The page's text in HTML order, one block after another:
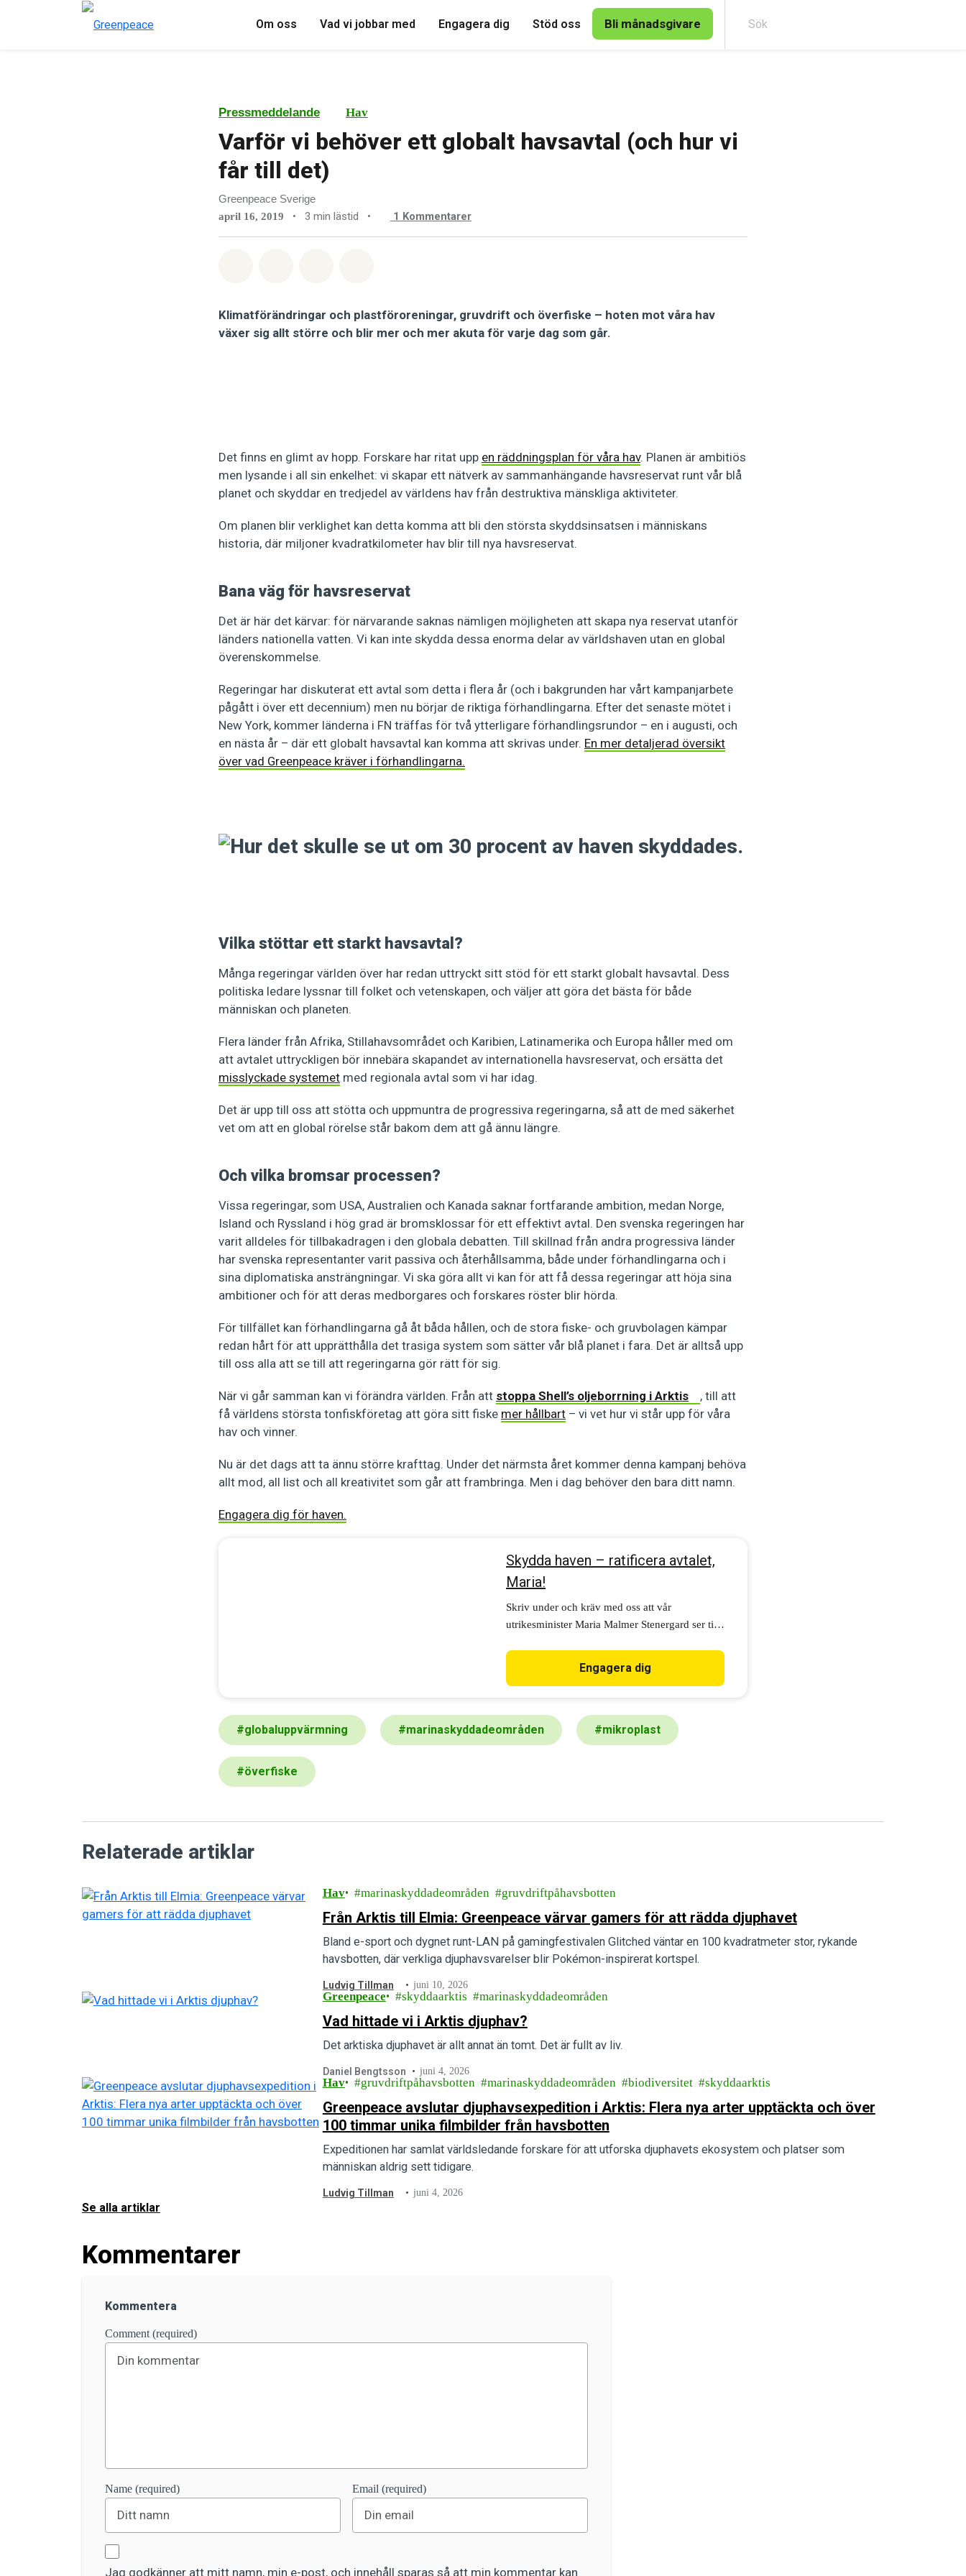
Om oss Vad vi jobbar med Engagera dig Stöd oss Bli månadsgivare
Pressmeddelande Hav
Varför vi behöver ett globalt havsavtal (och hur vi
får till det)
Greenpeace Sverige
april 16, 2019 • 3 min lästid • 1 Kommentarer
Klimatförändringar och plastföroreningar, gruvdrift och överfiske – hoten mot våra hav
växer sig allt större och blir mer och mer akuta för varje dag som går.
Det finns en glimt av hopp. Forskare har ritat upp en räddningsplan för våra hav. Planen är ambitiös
men lysande i all sin enkelhet: vi skapar ett nätverk av sammanhängande havsreservat runt vår blå
planet och skyddar en tredjedel av världens hav från destruktiva mänskliga aktiviteter.
Om planen blir verklighet kan detta komma att bli den största skyddsinsatsen i människans
historia, där miljoner kvadratkilometer hav blir till nya havsreservat.
Bana väg för havsreservat
Det är här det kärvar: för närvarande saknas nämligen möjligheten att skapa nya reservat utanför
länders nationella vatten. Vi kan inte skydda dessa enorma delar av världshaven utan en global
överenskommelse.
Regeringar har diskuterat ett avtal som detta i flera år (och i bakgrunden har vårt kampanjarbete
pågått i över ett decennium) men nu börjar de riktiga förhandlingarna. Efter det senaste mötet i
New York, kommer länderna i FN träffas för två ytterligare förhandlingsrundor – en i augusti, och
en nästa år – där ett globalt havsavtal kan komma att skrivas under. En mer detaljerad översikt
över vad Greenpeace kräver i förhandlingarna.
Vilka stöttar ett starkt havsavtal?
Många regeringar världen över har redan uttryckt sitt stöd för ett starkt globalt havsavtal. Dess
politiska ledare lyssnar till folket och vetenskapen, och väljer att göra det bästa för både
människan och planeten.
Flera länder från Afrika, Stillahavsområdet och Karibien, Latinamerika och Europa håller med om
att avtalet uttryckligen bör innebära skapandet av internationella havsreservat, och ersätta det
misslyckade systemet med regionala avtal som vi har idag.
Det är upp till oss att stötta och uppmuntra de progressiva regeringarna, så att de med säkerhet
vet om att en global rörelse står bakom dem att gå ännu längre.
Och vilka bromsar processen?
Vissa regeringar, som USA, Australien och Kanada saknar fortfarande ambition, medan Norge,
Island och Ryssland i hög grad är bromsklossar för ett effektivt avtal. Den svenska regeringen har
varit alldeles för tillbakadragen i den globala debatten. Till skillnad från andra progressiva länder
har svenska representanter varit passiva och återhållsamma, både under förhandlingarna och i
sina diplomatiska ansträngningar. Vi ska göra allt vi kan för att få dessa regeringar att höja sina
ambitioner och för att deras medborgares och forskares röster blir hörda.
För tillfället kan förhandlingarna gå åt båda hållen, och de stora fiske- och gruvbolagen kämpar
redan hårt för att upprätthålla det trasiga system som sätter vår blå planet i fara. Det är alltså upp
till oss alla att se till att regeringarna gör rätt för sig.
När vi går samman kan vi förändra världen. Från att stoppa Shell’s oljeborrning i Arktis
, till att
få världens största tonfiskföretag att göra sitt fiske mer hållbart – vi vet hur vi står upp för våra
hav och vinner.
Nu är det dags att ta ännu större krafttag. Under det närmsta året kommer denna kampanj behöva
allt mod, all list och all kreativitet som går att frambringa. Men i dag behöver den bara ditt namn.
Engagera dig för haven.
Skydda haven – ratificera avtalet,
Maria!
Skriv under och kräv med oss att vår
utrikesminister Maria Malmer Stenergard ser till
avtalet. Skydda haven, Maria!
Engagera dig
#globaluppvärmning #marinaskyddadeområden #mikroplast
#överfiske
Relaterade artiklar
Hav marinaskyddadeområden gruvdriftpåhavsbotten
Från Arktis till Elmia: Greenpeace värvar gamers för att rädda djuphavet
Bland e-sport och dygnet runt-LAN på gamingfestivalen Glitched väntar en 100 kvadratmeter stor, rykande
havsbotten, där verkliga djuphavsvarelser blir Pokémon-inspirerat kortspel.
Ludvig Tillman juni 10, 2026
Greenpeace skyddaarktis marinaskyddadeområden
Vad hittade vi i Arktis djuphav?
Det arktiska djuphavet är allt annat än tomt. Det är fullt av liv.
Daniel Bengtsson juni 4, 2026
Hav gruvdriftpåhavsbotten marinaskyddadeområden biodiversitet skyddaarktis
Greenpeace avslutar djuphavsexpedition i Arktis: Flera nya arter upptäckta och över
100 timmar unika filmbilder från havsbotten
Expeditionen har samlat världsledande forskare för att utforska djuphavets ekosystem och platser som
människan aldrig sett tidigare.
Ludvig Tillman juni 4, 2026
Se alla artiklar
Kommentarer
Kommentera
Comment (required)
Name (required) Email (required)
Jag godkänner att mitt namn, min e-post, och innehåll sparas så att min kommentar kan